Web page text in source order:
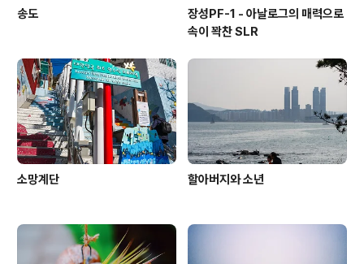
송도
장성PF-1 - 아날로그의 매력으로
속이 꽉찬 SLR
소망계단 할아버지와 소년